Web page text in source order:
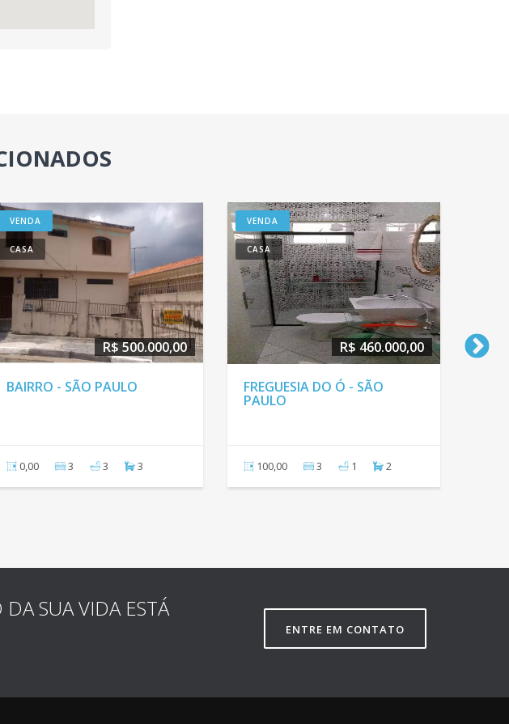
R$ 450.000,00
GRANDE - SÃO
2 1 2
VENDA
R$ 450.000,00
FREGUESIA DO Ó - SÃO
3 1 1
VENDA
CASA
SUA VIDA ESTÁ
ENTRE EM CONTATO